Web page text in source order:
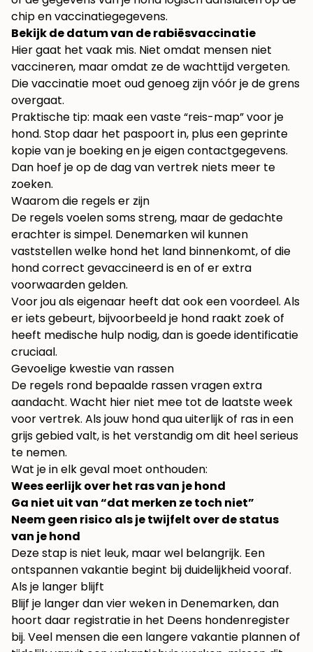
chip en vaccinatiegegevens.
Bekijk de datum van de rabiësvaccinatie
Hier gaat het vaak mis. Niet omdat mensen niet
vaccineren, maar omdat ze de wachttijd vergeten.
Die vaccinatie moet oud genoeg zijn vóór je de grens
overgaat.
Praktische tip: maak een vaste “reis-map” voor je
hond. Stop daar het paspoort in, plus een geprinte
kopie van je boeking en je eigen contactgegevens.
Dan hoef je op de dag van vertrek niets meer te
zoeken.
Waarom die regels er zijn
De regels voelen soms streng, maar de gedachte
erachter is simpel. Denemarken wil kunnen
vaststellen welke hond het land binnenkomt, of die
hond correct gevaccineerd is en of er extra
voorwaarden gelden.
Voor jou als eigenaar heeft dat ook een voordeel. Als
er iets gebeurt, bijvoorbeeld je hond raakt zoek of
heeft medische hulp nodig, dan is goede identificatie
cruciaal.
Gevoelige kwestie van rassen
De regels rond bepaalde rassen vragen extra
aandacht. Wacht hier niet mee tot de laatste week
voor vertrek. Als jouw hond qua uiterlijk of ras in een
grijs gebied valt, is het verstandig om dit heel serieus
te nemen.
Wat je in elk geval moet onthouden:
Wees eerlijk over het ras van je hond
Ga niet uit van “dat merken ze toch niet”
Neem geen risico als je twijfelt over de status
van je hond
Deze stap is niet leuk, maar wel belangrijk. Een
ontspannen vakantie begint bij duidelijkheid vooraf.
Als je langer blijft
Blijf je langer dan vier weken in Denemarken, dan
hoort daar registratie in het Deens hondenregister
bij. Veel mensen die een langere vakantie plannen of